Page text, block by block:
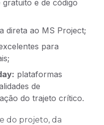
e de código
direta ao MS Project;
para
plataformas
de
do trajeto crítico.
do projeto, da